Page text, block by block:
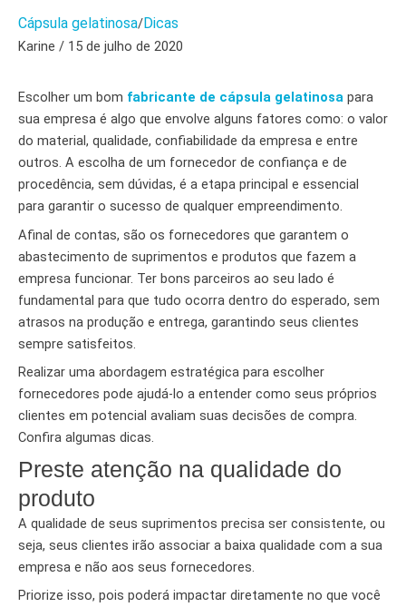
Cápsula gelatinosa/Dicas
Karine / 15 de julho de 2020
Escolher um bom fabricante de cápsula gelatinosa para
sua empresa é algo que envolve alguns fatores como: o valor
do material, qualidade, confiabilidade da empresa e entre
outros. A escolha de um fornecedor de confiança e de
procedência, sem dúvidas, é a etapa principal e essencial
para garantir o sucesso de qualquer empreendimento.
Afinal de contas, são os fornecedores que garantem o
abastecimento de suprimentos e produtos que fazem a
empresa funcionar. Ter bons parceiros ao seu lado é
fundamental para que tudo ocorra dentro do esperado, sem
atrasos na produção e entrega, garantindo seus clientes
sempre satisfeitos.
Realizar uma abordagem estratégica para escolher
fornecedores pode ajudá-lo a entender como seus próprios
clientes em potencial avaliam suas decisões de compra.
Confira algumas dicas.
Preste atenção na qualidade do
produto
A qualidade de seus suprimentos precisa ser consistente, ou
seja, seus clientes irão associar a baixa qualidade com a sua
empresa e não aos seus fornecedores.
Priorize isso, pois poderá impactar diretamente no que você